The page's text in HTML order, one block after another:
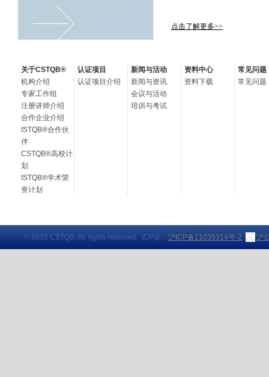
点击了解更多>>
关于CSTQB®
机构介绍
专家工作组
注册讲师介绍
合作企业介绍
ISTQB®合作伙
伴
CSTQB®高校计
划
ISTQB®学术荣
誉计划
认证项目
认证项目介绍
新闻与活动
新闻与资讯
会议与活动
培训与考试
资料中心
资料下载
常见问题
常见问题
© 2015 CSTQB. All rights reserved. ICP证： 沪ICP备11035314号-2 沪